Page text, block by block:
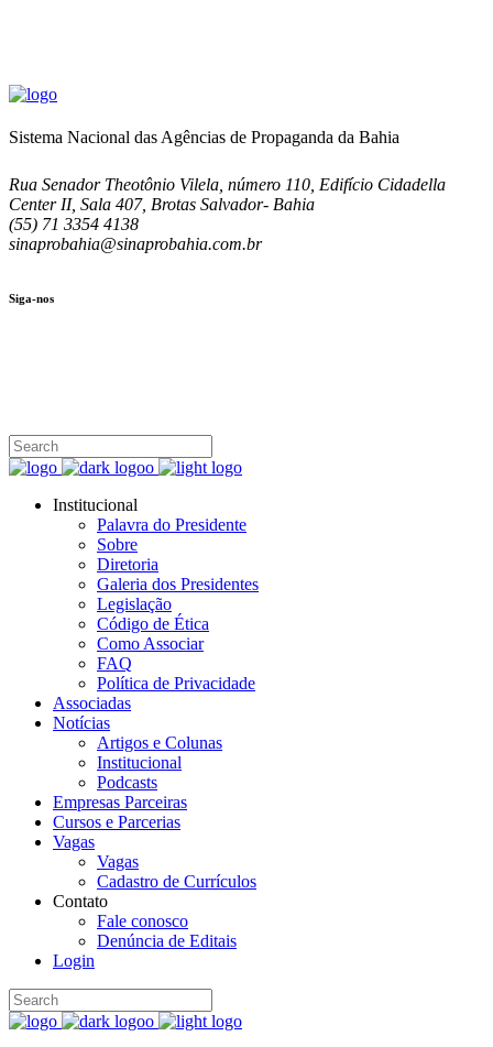
Sistema Nacional das Agências de Propaganda da Bahia
Rua Senador Theotônio Vilela, número 110, Edifício Cidadella
Center II, Sala 407, Brotas Salvador- Bahia
(55) 71 3354 4138
sinaprobahia@sinaprobahia.com.br
Siga-nos
Institucional
Palavra do Presidente
Sobre
Diretoria
Galeria dos Presidentes
Legislação
Código de Ética
Como Associar
FAQ
Política de Privacidade
Associadas
Notícias
Artigos e Colunas
Institucional
Podcasts
Empresas Parceiras
Cursos e Parcerias
Vagas
Vagas
Cadastro de Currículos
Contato
Fale conosco
Denúncia de Editais
Login